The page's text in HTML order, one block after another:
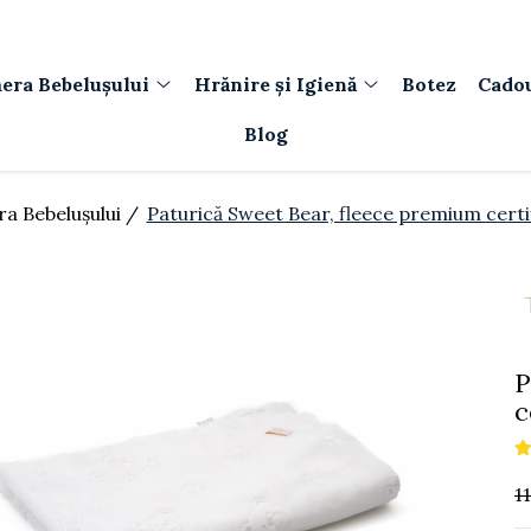
Bebelușului Hrănire și Igienă Botez
Blog
Bebelușului / Paturică Sweet Bear, fleece premium